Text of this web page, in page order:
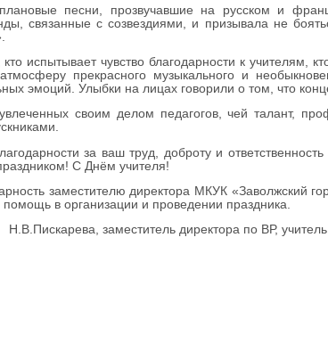
песни, прозвучавшие на русском и
связанные с созвездиями, и призывала не
испытывает чувство благодарности к учителям,
прекрасного музыкального и
эмоций. Улыбки на лицах говорили о том, что
своим делом педагогов, чей талант,
за ваш труд, доброту и
С Днём учителя!
заместителю директора МКУК «Заволжский
в организации и проведении праздника.
Н.В.Пискарева, заместитель директора по ВР,